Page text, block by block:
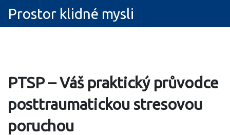
Prostor klidné mysli
PTSP – Váš praktický průvodce
posttraumatickou stresovou
poruchou